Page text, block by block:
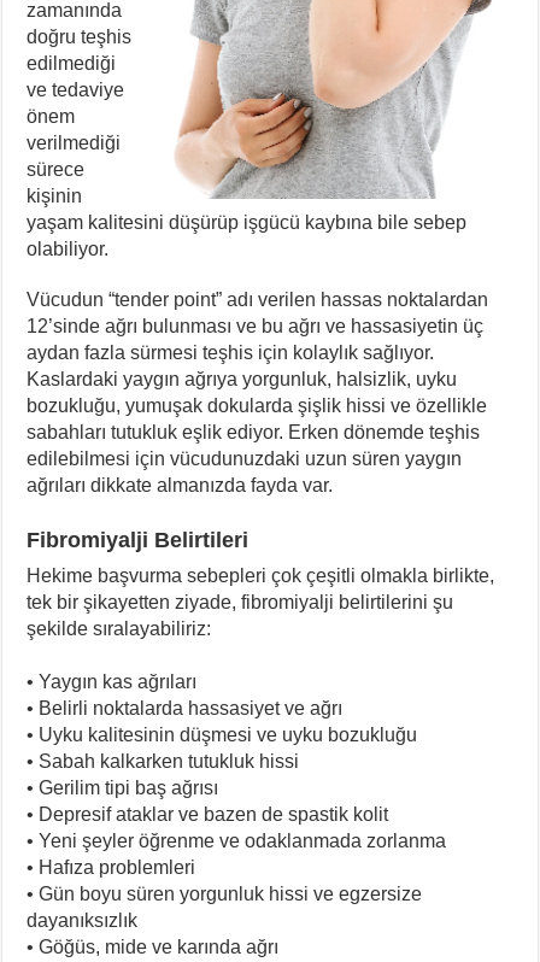
zamanında
doğru teşhis
edilmediği
ve tedaviye
önem
verilmediği
sürece
kişinin
yaşam kalitesini düşürüp işgücü kaybına bile sebep
olabiliyor.
Vücudun “tender point” adı verilen hassas noktalardan
12’sinde ağrı bulunması ve bu ağrı ve hassasiyetin üç
aydan fazla sürmesi teşhis için kolaylık sağlıyor.
Kaslardaki yaygın ağrıya yorgunluk, halsizlik, uyku
bozukluğu, yumuşak dokularda şişlik hissi ve özellikle
sabahları tutukluk eşlik ediyor. Erken dönemde teşhis
edilebilmesi için vücudunuzdaki uzun süren yaygın
ağrıları dikkate almanızda fayda var.
Fibromiyalji Belirtileri
Hekime başvurma sebepleri çok çeşitli olmakla birlikte,
tek bir şikayetten ziyade, fibromiyalji belirtilerini şu
şekilde sıralayabiliriz:
• Yaygın kas ağrıları
• Belirli noktalarda hassasiyet ve ağrı
• Uyku kalitesinin düşmesi ve uyku bozukluğu
• Sabah kalkarken tutukluk hissi
• Gerilim tipi baş ağrısı
• Depresif ataklar ve bazen de spastik kolit
• Yeni şeyler öğrenme ve odaklanmada zorlanma
• Hafıza problemleri
• Gün boyu süren yorgunluk hissi ve egzersize
dayanıksızlık
• Göğüs, mide ve karında ağrı